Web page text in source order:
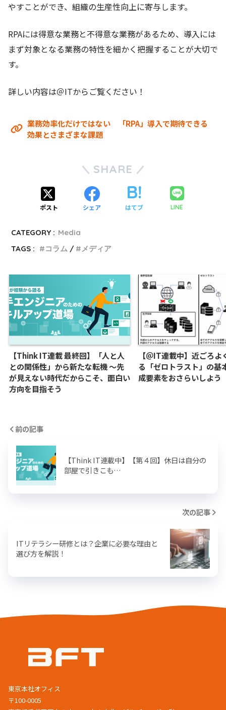
やすことができ、組織の生産性向上に寄与します。
RPAには得意な業務と不得意な業務があるため、導入には
まず対象となる業務の特性を細かく把握することが大切で
す。
詳しい内容は＠ITからご覧ください！
業務効率化だけではない 「RPA」導入で期待できる
効果とさまざまな課題
SHARE
ポスト シェア はてブ LINE
CATEGORY : Media
TAGS :
コラム メディア
【Think IT連載 最終回】「人と人
との関係性」から新たな転機 ～先
が見えない時代だからこそ、面白い
方向を目指そう
【＠IT連載中】近ごろよ
る「ゼロトラスト」の基
成要素をおさらいしよう
前の記事
【Think IT連載中】【第４回】休日は自分の
部屋で引きこも…
次の記事
ITリテラシー研修とは？企業に必要な理由と
選び方を解説！
東京本社オフィス
〒100-0005